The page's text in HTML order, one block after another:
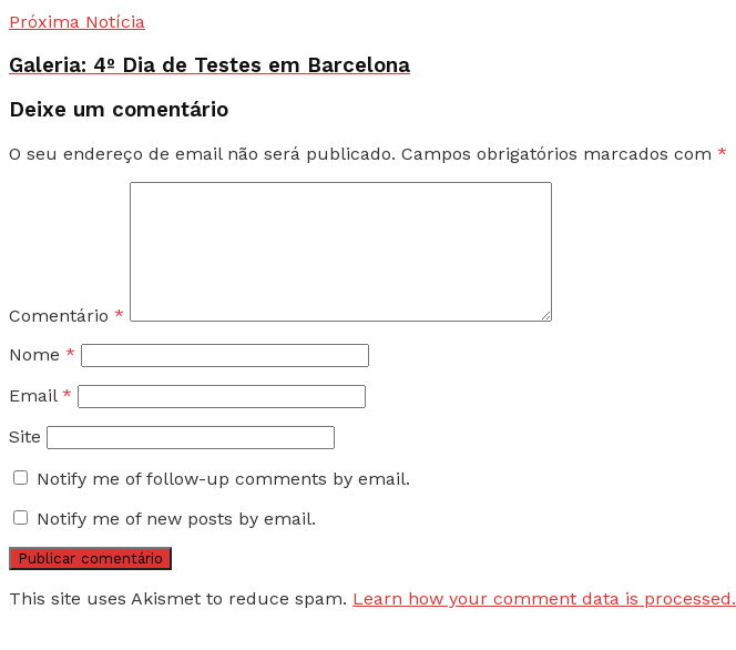
Próxima Notícia
Galeria: 4º Dia de Testes em Barcelona
Deixe um comentário
O seu endereço de email não será publicado. Campos obrigatórios marcados com *
Comentário *
Nome *
Email *
Site
Notify me of follow-up comments by email.
Notify me of new posts by email.
This site uses Akismet to reduce spam. Learn how your comment data is processed.